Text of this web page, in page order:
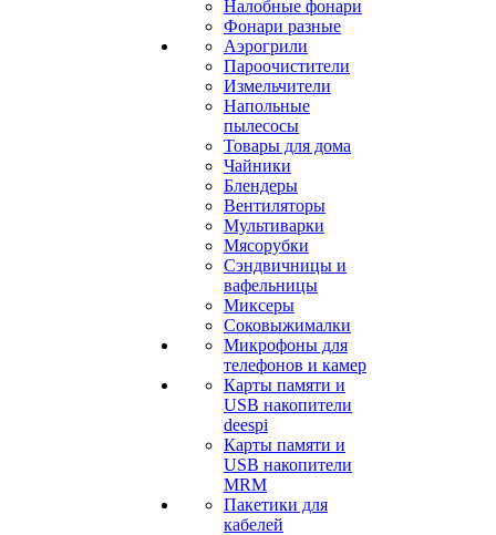
Налобные фонари
Фонари разные
Аэрогрили
Пароочистители
Измельчители
Напольные
пылесосы
Товары для дома
Чайники
Блендеры
Вентиляторы
Мультиварки
Мясорубки
Сэндвичницы и
вафельницы
Миксеры
Соковыжималки
Микрофоны для
телефонов и камер
Карты памяти и
USB накопители
deespi
Карты памяти и
USB накопители
MRM
Пакетики для
кабелей